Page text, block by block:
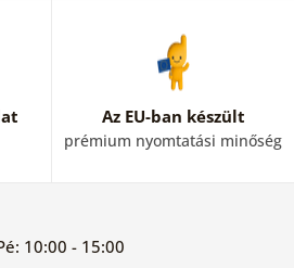
Az EU-ban készült
prémium nyomtatási minőség
10:00 - 15:00